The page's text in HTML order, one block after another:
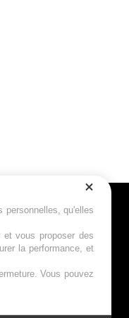
qu'elles
et vous proposer des
la performance, et
Vous pouvez